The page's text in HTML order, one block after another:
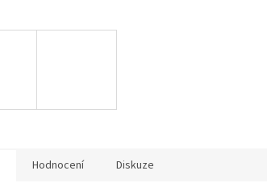
Hodnocení Diskuze